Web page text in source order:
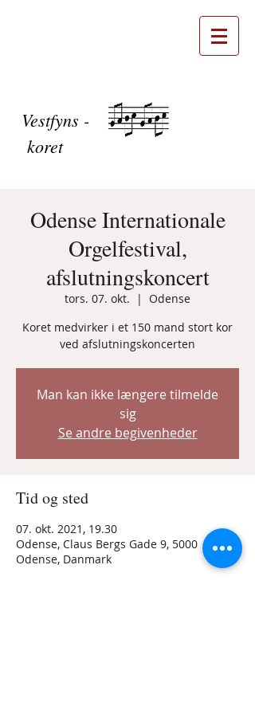
Vestfyns -
koret
Odense Internationale
Orgelfestival,
afslutningskoncert
tors. 07. okt.
  |
Odense
Koret medvirker i et 150 mand stort kor
ved afslutningskoncerten
Man kan ikke længere tilmelde
sig
Se andre begivenheder
Tid og sted
07. okt. 2021, 19.30
Odense, Claus Bergs Gade 9, 5000
Odense, Danmark